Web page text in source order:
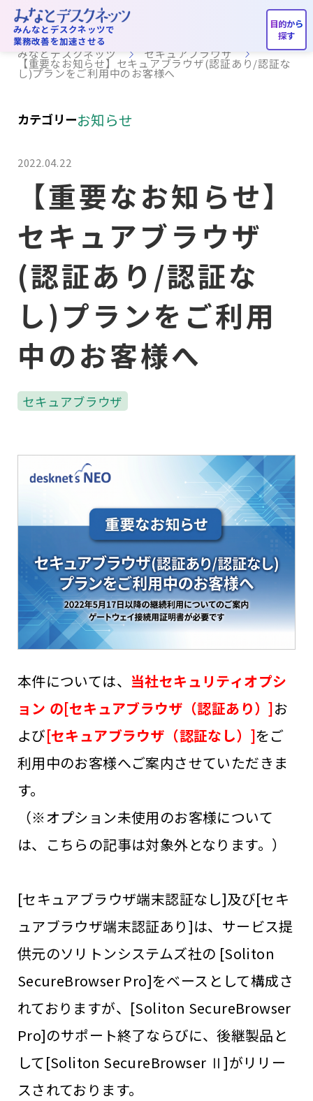
みんなとデスクネッツで
業務改善を加速させる
セキュアブラウザ
みなとデスクネッツ セキュアブラウザ
【重要なお知らせ】セキュアブラウザ(認証あり/認証な
し)プランをご利用中のお客様へ
カテゴリーお知らせ
2022.04.22
【重要なお知らせ】
セキュアブラウザ
(認証あり/認証な
し)プランをご利用
中のお客様へ
セキュアブラウザ
本件については、 当社セキュリティオプシ
ョン の[セキュアブラウザ（認証あり）]お
よび[セキュアブラウザ（認証なし）]をご
利用中のお客様へご案内させていただきま
す。
（※オプション未使用のお客様について
は、こちらの記事は対象外となります。）
[セキュアブラウザ端末認証なし]及び[セキ
ュアブラウザ端末認証あり]は、サービス提
供元のソリトンシステムズ社の [Soliton
SecureBrowser Pro]をベースとして構成さ
れておりますが、[Soliton SecureBrowser
Pro]のサポート終了ならびに、後継製品と
して[Soliton SecureBrowser Ⅱ]がリリー
スされております。